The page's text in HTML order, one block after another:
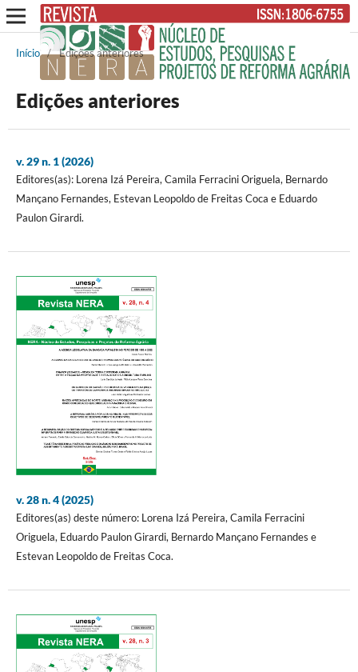
Início / Edições anteriores
Edições anteriores
v. 29 n. 1 (2026)
Editores(as): Lorena Izá Pereira, Camila Ferracini Origuela, Bernardo
Mançano Fernandes, Estevan Leopoldo de Freitas Coca e Eduardo
Paulon Girardi.
v. 28 n. 4 (2025)
Editores(as) deste número: Lorena Izá Pereira, Camila Ferracini
Origuela, Eduardo Paulon Girardi, Bernardo Mançano Fernandes e
Estevan Leopoldo de Freitas Coca.